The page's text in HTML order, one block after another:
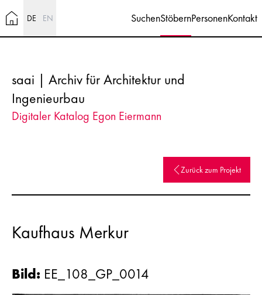
DE EN SuchenStöbernPersonenKontakt
saai | Archiv für Architektur und
Ingenieurbau
Digitaler Katalog Egon Eiermann
Zurück zum Projekt
Kaufhaus Merkur
Bild: EE_108_GP_0014